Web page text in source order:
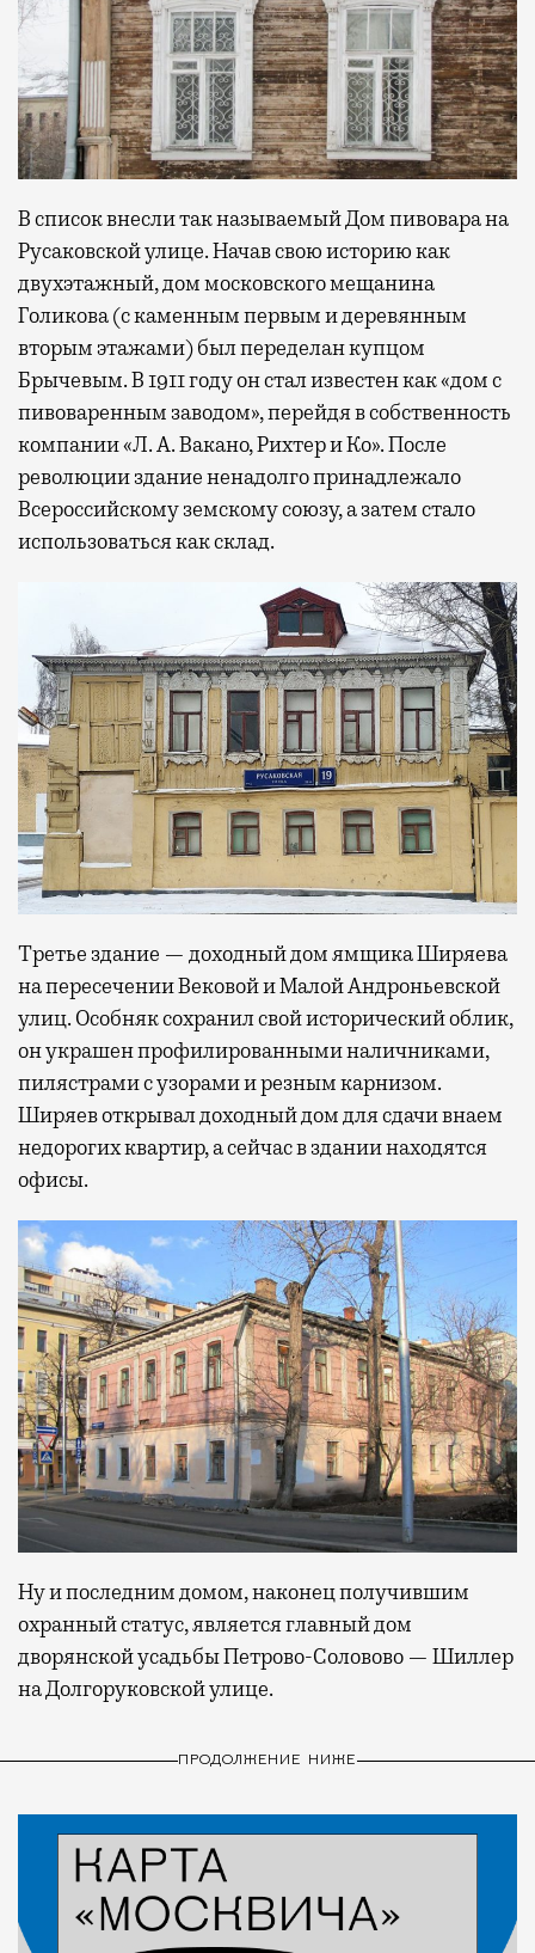
В список внесли так называемый Дом пивовара на
Русаковской улице. Начав свою историю как
двухэтажный, дом московского мещанина
Голикова (с каменным первым и деревянным
вторым этажами) был переделан купцом
Брычевым. В 1911 году он стал известен как «дом с
пивоваренным заводом», перейдя в собственность
компании «Л. А. Вакано, Рихтер и Ко». После
революции здание ненадолго принадлежало
Всероссийскому земскому союзу, а затем стало
использоваться как склад.
Третье здание — доходный дом ямщика Ширяева
на пересечении Вековой и Малой Андроньевской
улиц. Особняк сохранил свой исторический облик,
он украшен профилированными наличниками,
пилястрами с узорами и резным карнизом.
Ширяев открывал доходный дом для сдачи внаем
недорогих квартир, а сейчас в здании находятся
офисы.
Ну и последним домом, наконец получившим
охранный статус, является главный дом
дворянской усадьбы Петрово-Соловово — Шиллер
на Долгоруковской улице.
ПРОДОЛЖЕНИЕ НИЖЕ